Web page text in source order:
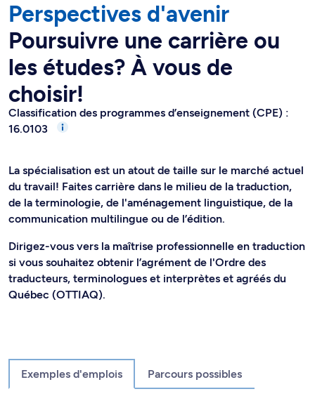
Perspectives d'avenir
Poursuivre une carrière ou
les études? À vous de
choisir!
Classification des programmes d’enseignement (CPE) :
16.0103
La spécialisation est un atout de taille sur le marché actuel
du travail! Faites carrière dans le milieu de la traduction,
de la terminologie, de l'aménagement linguistique, de la
communication multilingue ou de l’édition.
Dirigez-vous vers la maîtrise professionnelle en traduction
si vous souhaitez obtenir l’agrément de l'Ordre des
traducteurs, terminologues et interprètes et agréés du
Québec (OTTIAQ).
Exemples d'emplois Parcours possibles